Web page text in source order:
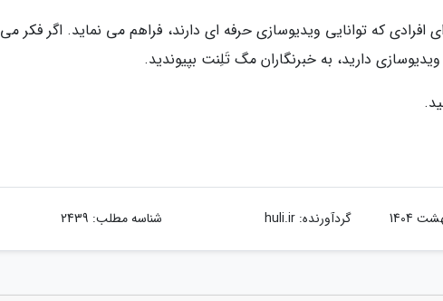
افرادی که توانایی ویدیوسازی حرفه ای دارند، فراهم می نماید. اگر فکر می
ویدیوسازی دارید، به خبرنگاران مگ تَلِنت بپیوندید.
گردآورنده:huli.ir شناسه مطلب: 2439